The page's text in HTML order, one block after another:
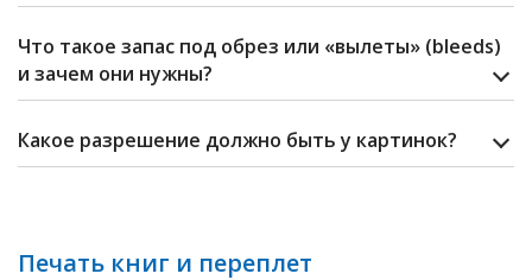
Что такое запас под обрез или «вылеты» (bleeds)
и зачем они нужны?
Какое разрешение должно быть у картинок?
Печать книг и переплет